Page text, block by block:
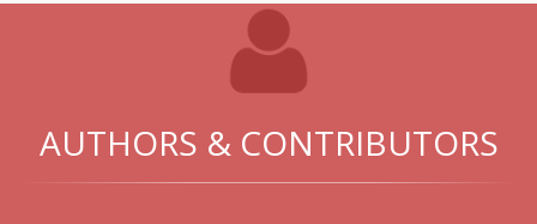
AUTHORS & CONTRIBUTORS